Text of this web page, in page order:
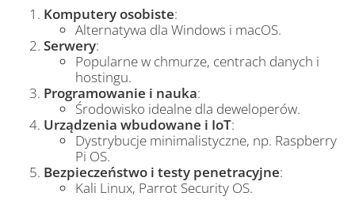
Komputery osobiste:
Alternatywa dla Windows i macOS.
Serwery:
Popularne w chmurze, centrach danych i
hostingu.
Programowanie i nauka:
Środowisko idealne dla deweloperów.
Urządzenia wbudowane i IoT:
Dystrybucje minimalistyczne, np. Raspberry
Pi OS.
Bezpieczeństwo i testy penetracyjne:
Kali Linux, Parrot Security OS.